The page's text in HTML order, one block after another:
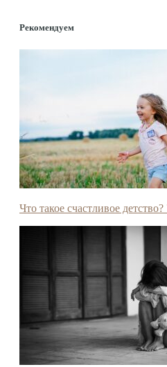
Рекомендуем
Что такое счастливое